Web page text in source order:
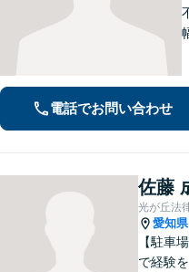
電話でお問い合わせ
佐藤
光が丘法
愛知県|
【駐車
で経験